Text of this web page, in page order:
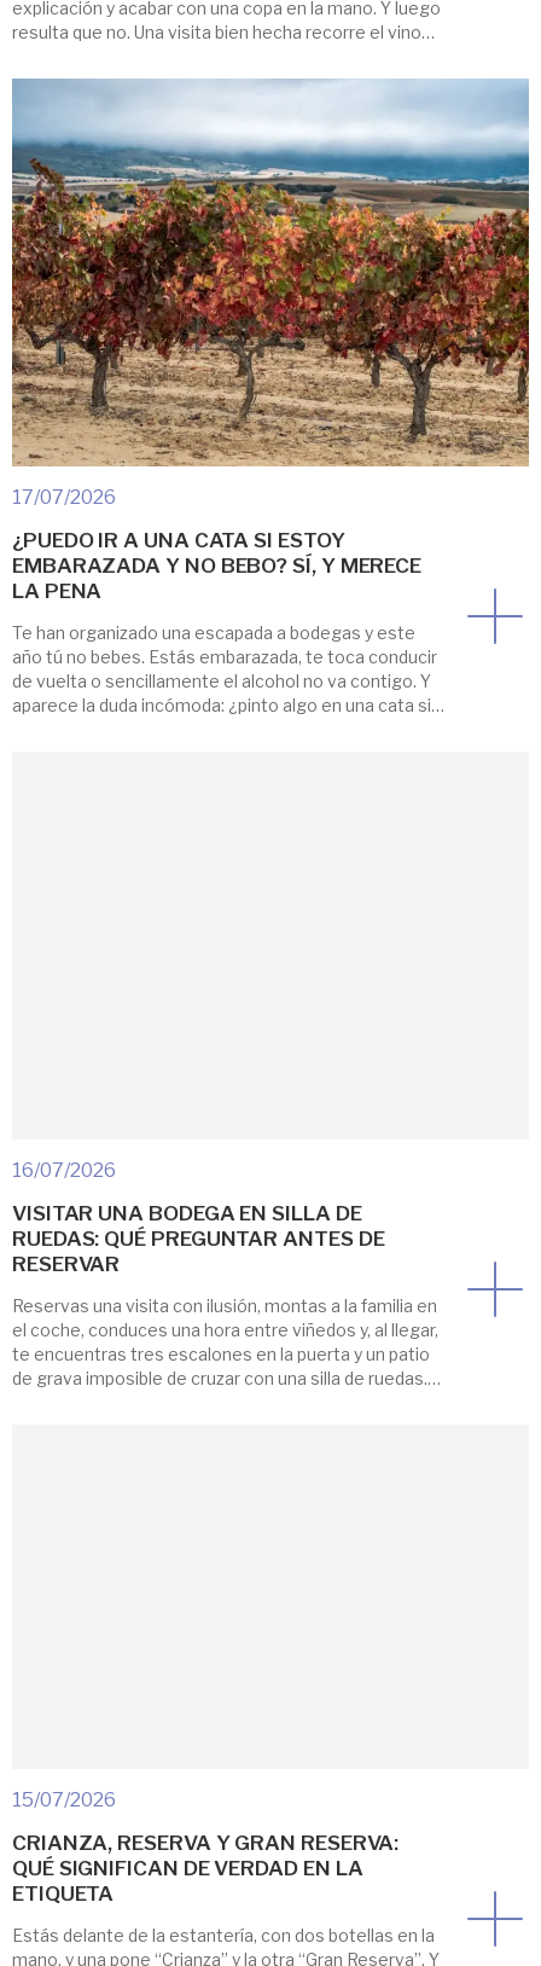
explicación y acabar con una copa en la mano. Y luego
resulta que no. Una visita bien hecha recorre el vino
sitios que no tienen nada […]
17/07/2026
¿PUEDO IR A UNA CATA SI ESTOY
EMBARAZADA Y NO BEBO? SÍ, Y MERECE
LA PENA
Te han organizado una escapada a bodegas y este
año tú no bebes. Estás embarazada, te toca conducir
de vuelta o sencillamente el alcohol no va contigo. Y
aparece la duda incómoda: ¿pinto algo en una cata si
16/07/2026
VISITAR UNA BODEGA EN SILLA DE
RUEDAS: QUÉ PREGUNTAR ANTES DE
RESERVAR
Reservas una visita con ilusión, montas a la familia en
el coche, conduces una hora entre viñedos y, al llegar,
te encuentras tres escalones en la puerta y un patio
de grava imposible de cruzar con una silla de ruedas.
15/07/2026
CRIANZA, RESERVA Y GRAN RESERVA:
QUÉ SIGNIFICAN DE VERDAD EN LA
ETIQUETA
Estás delante de la estantería, con dos botellas en la
mano, y una pone “Crianza” y la otra “Gran Reserva”. Y